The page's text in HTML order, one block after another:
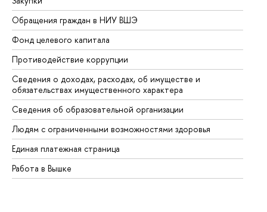
Обращения граждан в НИУ ВШЭ
Фонд целевого капитала
Противодействие коррупции
Сведения о доходах, расходах, об имуществе и
обязательствах имущественного характера
Сведения об образовательной организации
Людям с ограниченными возможностями здоровья
Единая платежная страница
Работа в Вышке